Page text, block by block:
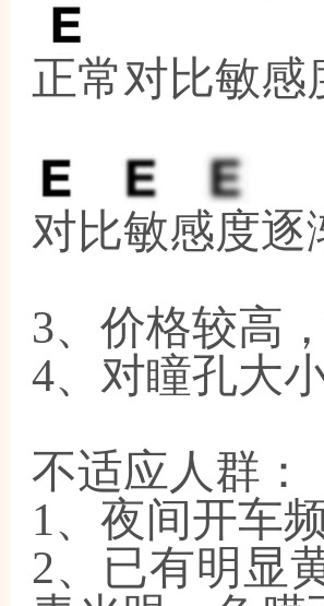
正常对比敏感
对比敏感度逐
3、价格较高
4、对瞳孔大
不适应人群：
1、夜间开车
2、已有明显